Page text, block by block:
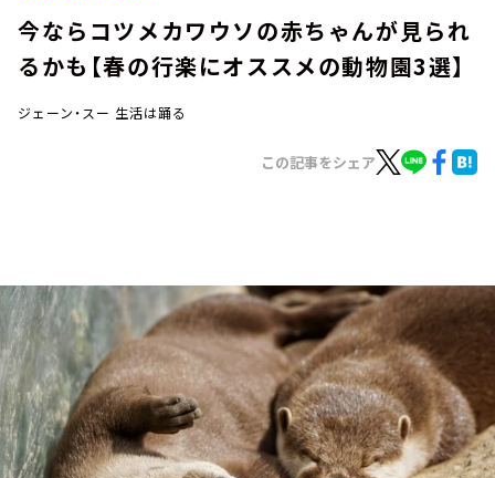
お知らせ
イベント・グッズ
YouTube
会社情報
今ならコツメカワウソの赤ちゃんが見られ
るかも【春の行楽にオススメの動物園3選】
ジェーン・スー 生活は踊る
この記事をシェア